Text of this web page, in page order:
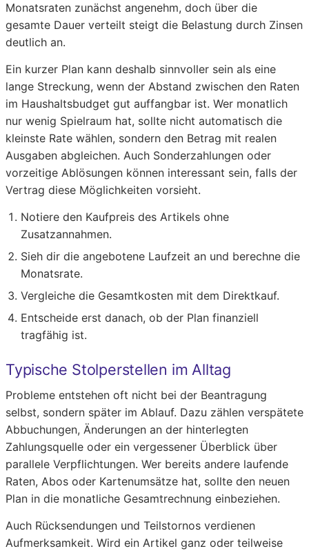
Monatsraten zunächst angenehm, doch über die
gesamte Dauer verteilt steigt die Belastung durch Zinsen
deutlich an.
Ein kurzer Plan kann deshalb sinnvoller sein als eine
lange Streckung, wenn der Abstand zwischen den Raten
im Haushaltsbudget gut auffangbar ist. Wer monatlich
nur wenig Spielraum hat, sollte nicht automatisch die
kleinste Rate wählen, sondern den Betrag mit realen
Ausgaben abgleichen. Auch Sonderzahlungen oder
vorzeitige Ablösungen können interessant sein, falls der
Vertrag diese Möglichkeiten vorsieht.
Notiere den Kaufpreis des Artikels ohne
Zusatzannahmen.
Sieh dir die angebotene Laufzeit an und berechne die
Monatsrate.
Vergleiche die Gesamtkosten mit dem Direktkauf.
Entscheide erst danach, ob der Plan finanziell
tragfähig ist.
Typische Stolperstellen im Alltag
Probleme entstehen oft nicht bei der Beantragung
selbst, sondern später im Ablauf. Dazu zählen verspätete
Abbuchungen, Änderungen an der hinterlegten
Zahlungsquelle oder ein vergessener Überblick über
parallele Verpflichtungen. Wer bereits andere laufende
Raten, Abos oder Kartenumsätze hat, sollte den neuen
Plan in die monatliche Gesamtrechnung einbeziehen.
Auch Rücksendungen und Teilstornos verdienen
Aufmerksamkeit. Wird ein Artikel ganz oder teilweise